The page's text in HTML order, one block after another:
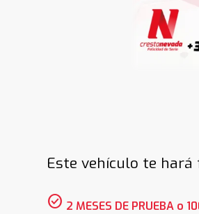
Este vehículo te hará
check_circle 2 MESES DE PRUEBA o